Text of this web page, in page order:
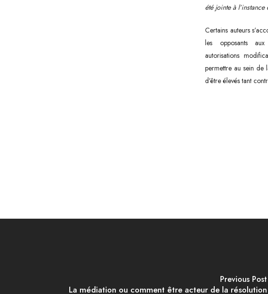
été jointe à
Certains auteurs
les opposants
autorisations
permettre au sein de
d’être élevés tant
Previous Post
La médiation ou comment être acteur de la résolution